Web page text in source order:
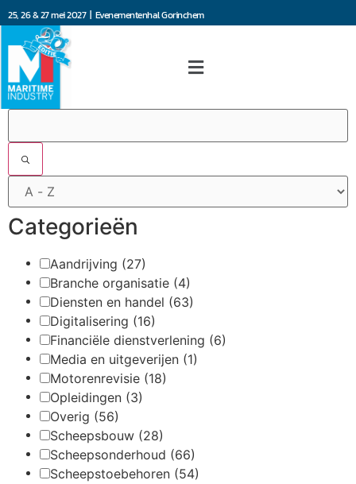
25, 26 & 27 mei 2027 | Evenementenhal Gorinchem
Categorieën
Aandrijving (27)
Branche organisatie (4)
Diensten en handel (63)
Digitalisering (16)
Financiële dienstverlening (6)
Media en uitgeverijen (1)
Motorenrevisie (18)
Opleidingen (3)
Overig (56)
Scheepsbouw (28)
Scheepsonderhoud (66)
Scheepstoebehoren (54)